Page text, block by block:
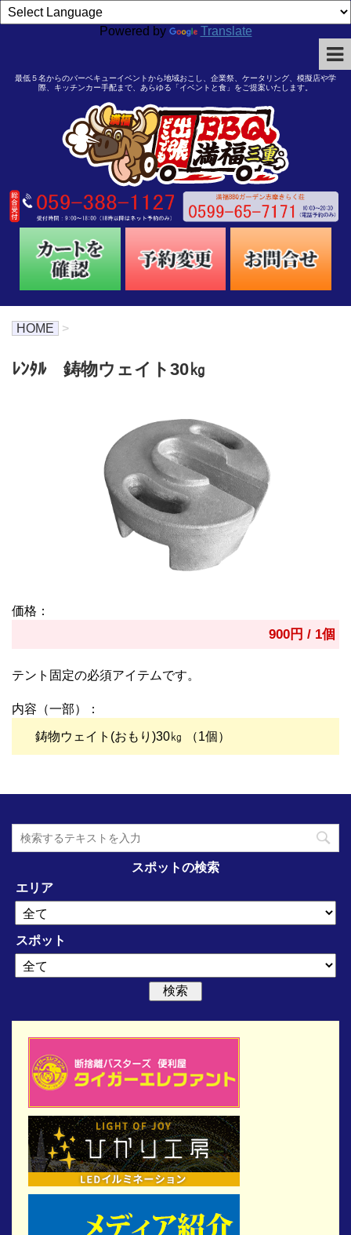
Powered by Translate
最低５名からのバーベキューイベントから地域おこし、企業祭、ケータリング、模擬店や学
際、キッチンカー手配まで、あらゆる「イベントと食」をご提案いたします。
HOME >
ﾚﾝﾀﾙ 鋳物ウェイト30㎏
価格：
900円 / 1個
テント固定の必須アイテムです。
内容（一部）：
鋳物ウェイト(おもり)30㎏ （1個）
スポットの検索
エリア
スポット